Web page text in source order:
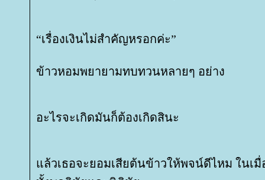
“เรื่องเงินไม่สำคัญหรอกค่ะ”
ข้าวหอมพยายามทบทวนหลายๆ อย่าง
อะไรจะเกิดมันก็ต้องเกิดสินะ
ล้วเธอจะยอมเสียต้นข้าวให้พจน์ดีไหม ในเมื่